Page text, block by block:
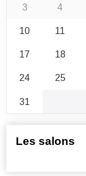
3
4
10
11
17
18
24
25
31
Les salons